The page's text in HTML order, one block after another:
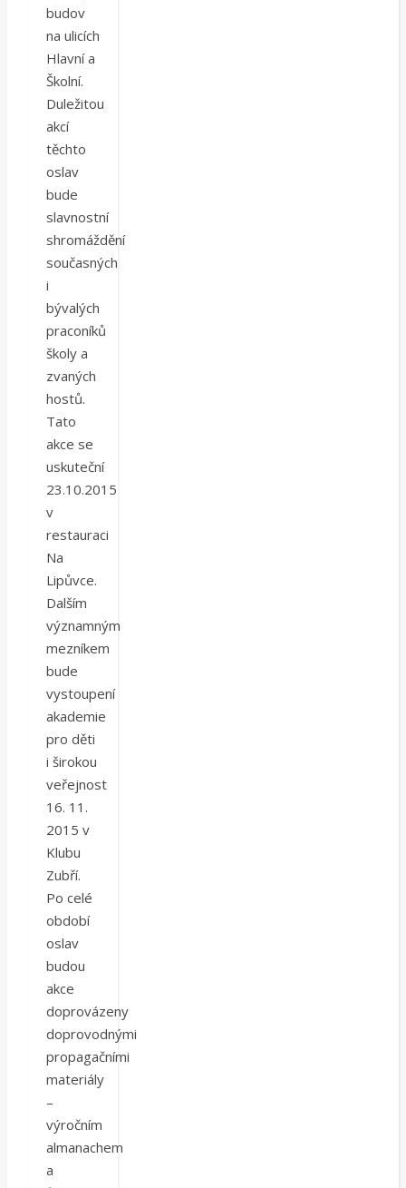
budov
na ulicích
Hlavní a
Školní.
Duležitou
akcí
těchto
oslav
bude
slavnostní
shromáždění
současných
i
bývalých
praconíků
školy a
zvaných
hostů.
Tato
akce se
uskuteční
23.10.2015
v
restauraci
Na
Lipůvce.
Dalším
významným
mezníkem
bude
vystoupení
akademie
pro děti
i širokou
veřejnost
16. 11.
2015 v
Klubu
Zubří.
Po celé
období
oslav
budou
akce
doprovázeny
doprovodnými
propagačními
materiály
–
výročním
almanachem
a